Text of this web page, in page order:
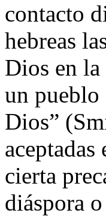
contacto
hebreas
Dios en
un pueblo
Dios”
cierta
diáspora